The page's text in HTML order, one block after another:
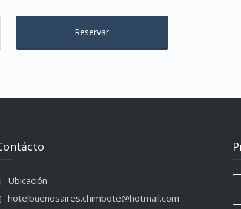
Ubicación
hotelbuenosaires.chimbote@hotmail.com